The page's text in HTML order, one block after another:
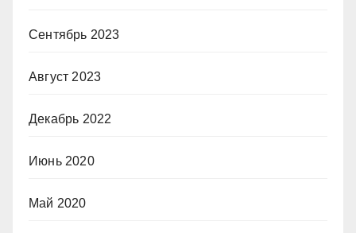
Сентябрь 2023
Август 2023
Декабрь 2022
Июнь 2020
Май 2020